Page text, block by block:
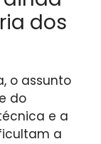
dos
o assunto
do
e a
a